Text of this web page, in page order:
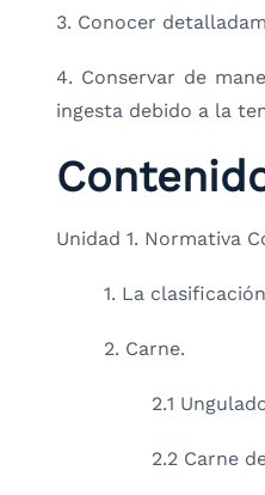
3. Conocer
4. Conservar de
ingesta debido a la
Unidad 1. Normativa
1. La
2. Carne.
2.1
2.2 Carne